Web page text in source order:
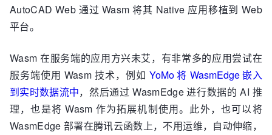
AutoCAD Web 通过 Wasm 将其 Native 应用移植到 Web
平台。
Wasm 在服务端的应用方兴未艾，有非常多的应用尝试在
服务端使用 Wasm 技术，例如 YoMo 将 WasmEdge 嵌入
到实时数据流中，然后通过 WasmEdge 进行数据的 AI 推
理，也是将 Wasm 作为拓展机制使用。此外，也可以将
WasmEdge 部署在腾讯云函数上，不用运维，自动伸缩，